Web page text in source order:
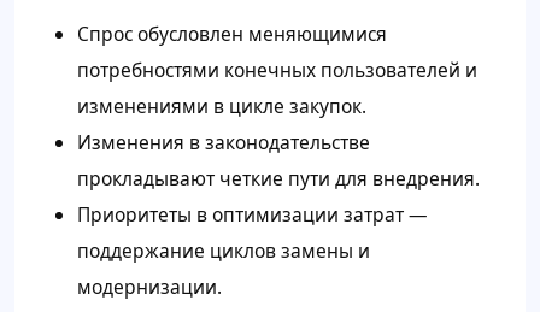
Спрос обусловлен меняющимися
потребностями конечных пользователей и
изменениями в цикле закупок.
Изменения в законодательстве
прокладывают четкие пути для внедрения.
Приоритеты в оптимизации затрат —
поддержание циклов замены и
модернизации.